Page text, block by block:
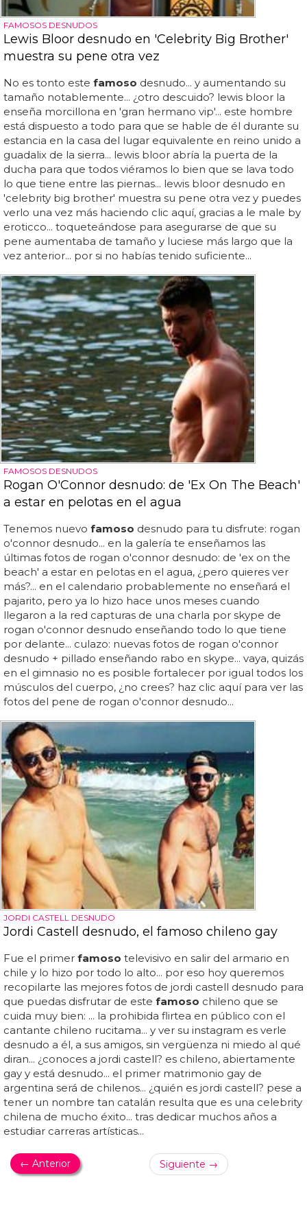
FAMOSOS DESNUDOS
Lewis Bloor desnudo en 'Celebrity Big Brother'
muestra su pene otra vez
No es tonto este famoso desnudo... y aumentando su
tamaño notablemente... ¿otro descuido? lewis bloor la
enseña morcillona en 'gran hermano vip'... este hombre
está dispuesto a todo para que se hable de él durante su
estancia en la casa del lugar equivalente en reino unido a
guadalix de la sierra... lewis bloor abría la puerta de la
ducha para que todos viéramos lo bien que se lava todo
lo que tiene entre las piernas... lewis bloor desnudo en
'celebrity big brother' muestra su pene otra vez y puedes
verlo una vez más haciendo clic aquí, gracias a le male by
eroticco... toqueteándose para asegurarse de que su
pene aumentaba de tamaño y luciese más largo que la
vez anterior... por si no habías tenido suficiente...
FAMOSOS DESNUDOS
Rogan O'Connor desnudo: de 'Ex On The Beach'
a estar en pelotas en el agua
Tenemos nuevo famoso desnudo para tu disfrute: rogan
o'connor desnudo... en la galería te enseñamos las
últimas fotos de rogan o'connor desnudo: de 'ex on the
beach' a estar en pelotas en el agua, ¿pero quieres ver
más?... en el calendario probablemente no enseñará el
pajarito, pero ya lo hizo hace unos meses cuando
llegaron a la red capturas de una charla por skype de
rogan o'connor desnudo enseñando todo lo que tiene
por delante... culazo: nuevas fotos de rogan o'connor
desnudo + pillado enseñando rabo en skype... vaya, quizás
en el gimnasio no es posible fortalecer por igual todos los
músculos del cuerpo, ¿no crees? haz clic aquí para ver las
fotos del pene de rogan o'connor desnudo...
JORDI CASTELL DESNUDO
Jordi Castell desnudo, el famoso chileno gay
Fue el primer famoso televisivo en salir del armario en
chile y lo hizo por todo lo alto... por eso hoy queremos
recopilarte las mejores fotos de jordi castell desnudo para
que puedas disfrutar de este famoso chileno que se
cuida muy bien: ... la prohibida flirtea en público con el
cantante chileno rucitama... y ver su instagram es verle
desnudo a él, a sus amigos, sin vergüenza ni miedo al qué
diran... ¿conoces a jordi castell? es chileno, abiertamente
gay y está desnudo... el primer matrimonio gay de
argentina será de chilenos... ¿quién es jordi castell? pese a
tener un nombre tan catalán resulta que es una celebrity
chilena de mucho éxito... tras dedicar muchos años a
estudiar carreras artísticas...
← Anterior Siguiente →